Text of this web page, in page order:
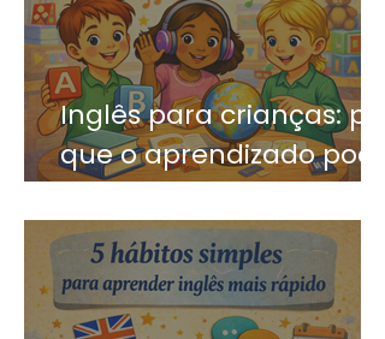
Inglês para crianças: por
que o aprendizado pode
ser divertido?